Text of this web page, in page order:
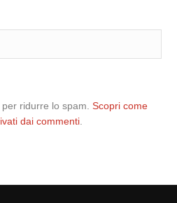
per ridurre lo spam.Scopri come
dai commenti